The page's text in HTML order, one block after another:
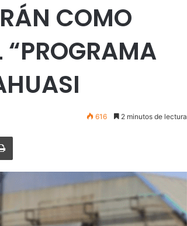
COMO
“PROGRAMA
616 2 minutos de lectura
Imprimir